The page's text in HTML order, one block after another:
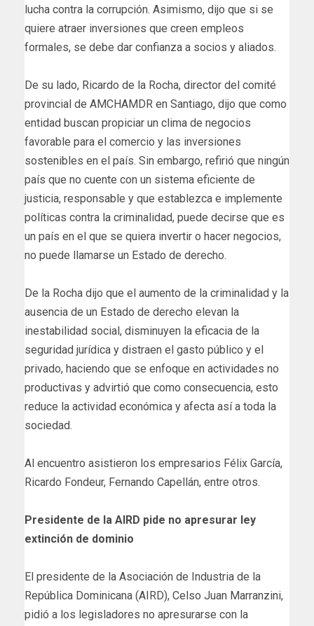
lucha contra la corrupción. Asimismo, dijo que si se
quiere atraer inversiones que creen empleos
formales, se debe dar confianza a socios y aliados.
De su lado, Ricardo de la Rocha, director del comité
provincial de AMCHAMDR en Santiago, dijo que como
entidad buscan propiciar un clima de negocios
favorable para el comercio y las inversiones
sostenibles en el país. Sin embargo, refirió que ningún
país que no cuente con un sistema eficiente de
justicia, responsable y que establezca e implemente
políticas contra la criminalidad, puede decirse que es
un país en el que se quiera invertir o hacer negocios,
no puede llamarse un Estado de derecho.
De la Rocha dijo que el aumento de la criminalidad y la
ausencia de un Estado de derecho elevan la
inestabilidad social, disminuyen la eficacia de la
seguridad jurídica y distraen el gasto público y el
privado, haciendo que se enfoque en actividades no
productivas y advirtió que como consecuencia, esto
reduce la actividad económica y afecta así a toda la
sociedad.
Al encuentro asistieron los empresarios Félix García,
Ricardo Fondeur, Fernando Capellán, entre otros.
Presidente de la AIRD pide no apresurar ley
extinción de dominio
El presidente de la Asociación de Industria de la
República Dominicana (AIRD), Celso Juan Marranzini,
pidió a los legisladores no apresurarse con la